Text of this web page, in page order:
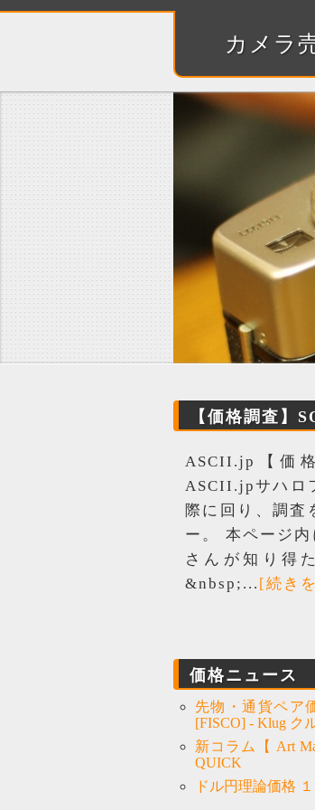
カメラ
【価格調査
ASCII.jp【価
ASCII.jpサハロ
際に回り、調査
ー。 本ページ
さんが知り得
&nbsp;... [続き
価格ニュース
先物・通貨ペア
[FISCO] - Klug ク
新コラム【 Art
QUICK
ドル円理論価格